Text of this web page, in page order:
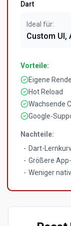
Dart
Ideal für:
Custom UI,
Vorteile:
Eigene
Hot Reload
Wachsende
Google-
Nachteile:
- Dart-
- Größere
- Weniger